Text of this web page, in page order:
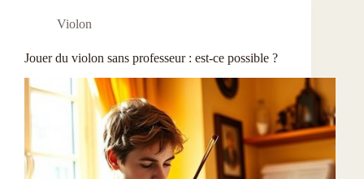
Violon
Jouer du violon sans professeur : est-ce possible ?